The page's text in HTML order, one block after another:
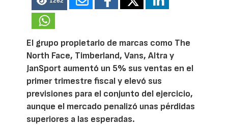
El grupo propietario de marcas como The
North Face, Timberland, Vans, Altra y
JanSport aumentó un 5% sus ventas en el
primer trimestre fiscal y elevó sus
previsiones para el conjunto del ejercicio,
aunque el mercado penalizó unas pérdidas
superiores a las esperadas.